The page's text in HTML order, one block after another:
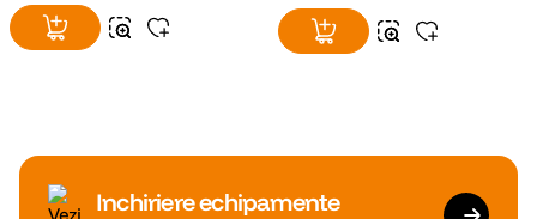
Inchiriere echipamente